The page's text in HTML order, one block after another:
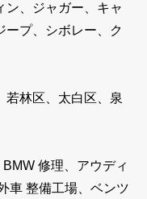
ン、ジャガー、キャ
ープ、シボレー、ク
林区、太白区、泉
修理、アウディ
車 整備工場、ベンツ